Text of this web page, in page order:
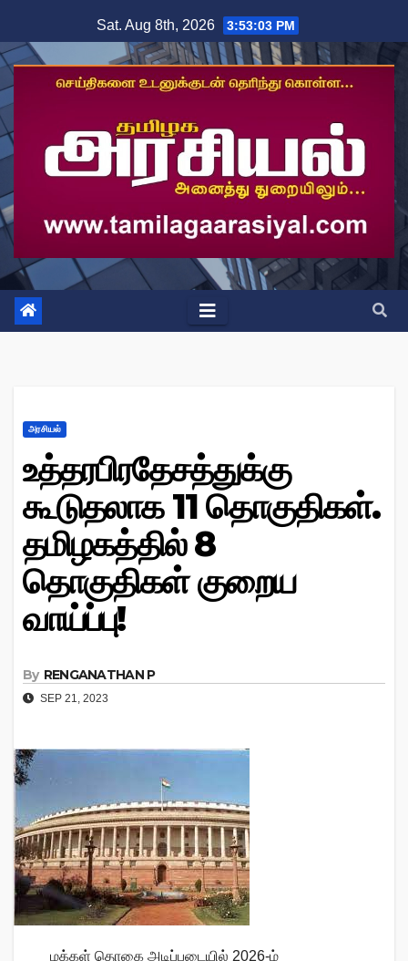
to
content
Sat. Aug 8th, 2026 3:53:04 PM
அரசியல்
உத்தரபிரதேசத்துக்கு
கூடுதலாக 11 தொகுதிகள்.
தமிழகத்தில் 8
தொகுதிகள் குறைய
வாய்ப்பு!
By RENGANATHAN P
SEP 21, 2023
மக்கள் தொகை அடிப்படையில் 2026-ம்